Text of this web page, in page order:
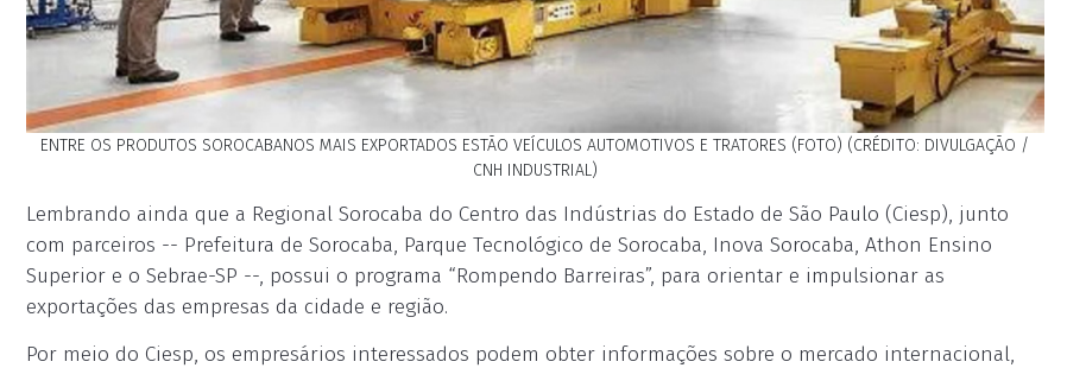
ENTRE OS PRODUTOS SOROCABANOS MAIS EXPORTADOS ESTÃO VEÍCULOS AUTOMOTIVOS E TRATORES (FOTO) (CRÉDITO: DIVULGAÇÃO /
CNH INDUSTRIAL)
Lembrando ainda que a Regional Sorocaba do Centro das Indústrias do Estado de São Paulo (Ciesp), junto
com parceiros -- Prefeitura de Sorocaba, Parque Tecnológico de Sorocaba, Inova Sorocaba, Athon Ensino
Superior e o Sebrae-SP --, possui o programa “Rompendo Barreiras”, para orientar e impulsionar as
exportações das empresas da cidade e região.
Por meio do Ciesp, os empresários interessados podem obter informações sobre o mercado internacional,